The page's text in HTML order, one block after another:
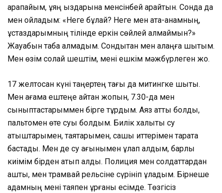
қарапайым, ұяң қыздарына менсінбей қарайтын. Сонда да
мен ойладым: «Неге бұлай? Неге мен ата-анамның,
ұстаздарымның тілінде еркін сөйлей алмаймын?»
Жауабын таба алмадым. Сондықтан мен алаңға шықтым.
Мен өзім солай шештім, мені ешкім мәжбүрлеген жоқ.
17 желтоқсан күні таңертең тағы да митингке шықтық.
Мен ағама ештеңе айтқан жоқпын, 7.30-да мен
сыныптастарыммен бірге тұрдым. Аяз қатты болды,
пальтомен өте суық болдым. Билік халықты су
атқыштарымен, таяқтарымен, сақшы иттерімен тарата
бастады. Мен де су ағынымен құлап қалдым, барлық
киімім бірден қатып қалды. Полиция мен солдаттардан
қаштық, мен трамвай рельсіне сүрініп құладым. Бірнеше
адамның мені таяқпен ұрғаны есімде. Төзгісіз